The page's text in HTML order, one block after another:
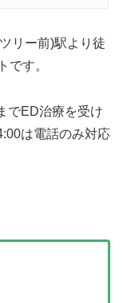
リー前)駅より徒
です。
でED治療を受け
は電話のみ対応